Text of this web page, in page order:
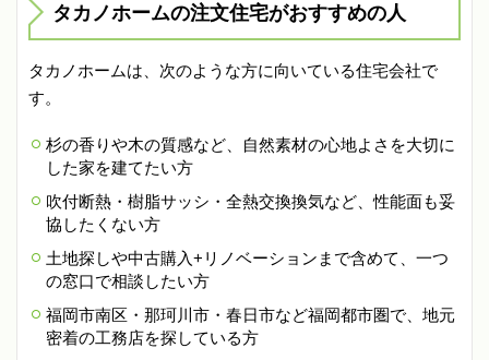
タカノホームの注文住宅がおすすめの人
タカノホームは、次のような方に向いている住宅会社で
す。
杉の香りや木の質感など、自然素材の心地よさを大切に
した家を建てたい方
吹付断熱・樹脂サッシ・全熱交換換気など、性能面も妥
協したくない方
土地探しや中古購入+リノベーションまで含めて、一つ
の窓口で相談したい方
福岡市南区・那珂川市・春日市など福岡都市圏で、地元
密着の工務店を探している方